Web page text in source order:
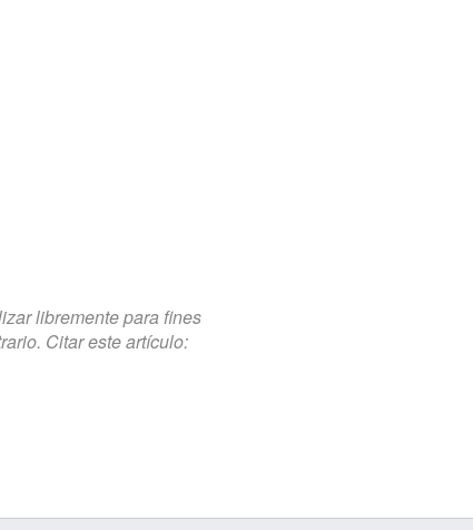
libremente para fines
Citar este artículo: